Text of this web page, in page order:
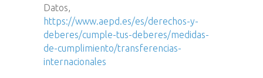
Datos,
https://www.aepd.es/es/derechos-y-
deberes/cumple-tus-deberes/medidas-
de-cumplimiento/transferencias-
internacionales